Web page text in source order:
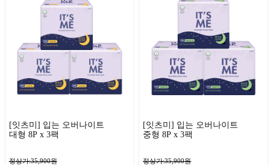
[잇츠미] 입는 오버나이트
대형 8P x 3팩
정상가:35,900원
[잇츠미] 입는 오버나이트
중형 8P x 3팩
정상가:35,900원